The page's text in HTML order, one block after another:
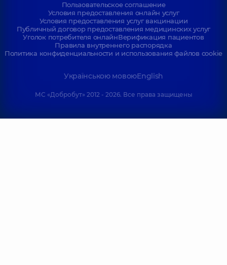
Пользовательское соглашение
Условия предоставления онлайн услуг
Условия предоставления услуг вакцинации
Публичный договор предоставления медицинских услуг
Уголок потребителя онлайнВерификация пациентов
Правила внутреннего распорядка
Политика конфиденциальности и использования файлов cookie
Українською мовоюEnglish
МС «Добробут» 2012 - 2026. Все права защищены